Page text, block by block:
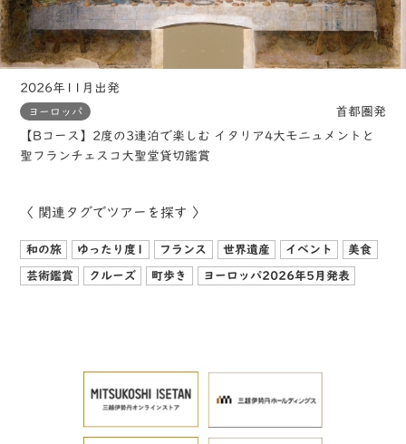
2026年11月出発
ヨーロッパ
首都圏発
【Bコース】2度の3連泊で楽しむ イタリア4大モニュメントと
聖フランチェスコ大聖堂貸切鑑賞
〈 関連タグでツアーを探す 〉
和の旅 ゆったり度1 フランス 世界遺産 イベント 美食
芸術鑑賞 クルーズ 町歩き ヨーロッパ2026年5月発表